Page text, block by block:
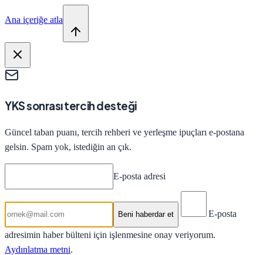
Ana içeriğe atla
YKS sonrası tercih desteği
Güncel taban puanı, tercih rehberi ve yerleşme ipuçları e-postana
gelsin. Spam yok, istediğin an çık.
E-posta adresi
Beni haberdar et E-posta
adresimin haber bülteni için işlenmesine onay veriyorum.
Aydınlatma metni.